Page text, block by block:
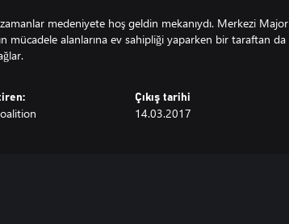
medeniyete hoş geldin mekanıydı. Merkezi Major
mücadele alanlarına ev sahipliği yaparken bir taraftan da
Çıkış tarihi
14.03.2017